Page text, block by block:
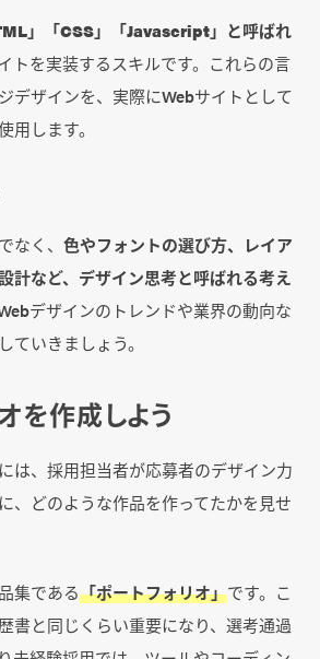
」「CSS」「Javascript」と呼ばれ
トを実装するスキルです。これらの言
デザインを、実際にWebサイトとして
用します。
なく、 色やフォントの選び方、レイア
計など、デザイン思考と呼ばれる考え
デザインのトレンドや業界の動向な
ていきましょう。
を作成しよう
は、採用担当者が応募者のデザイン力
、どのような作品を作ってたかを見せ
集である「ポートフォリオ」です。こ
書と同じくらい重要になり、選考通過